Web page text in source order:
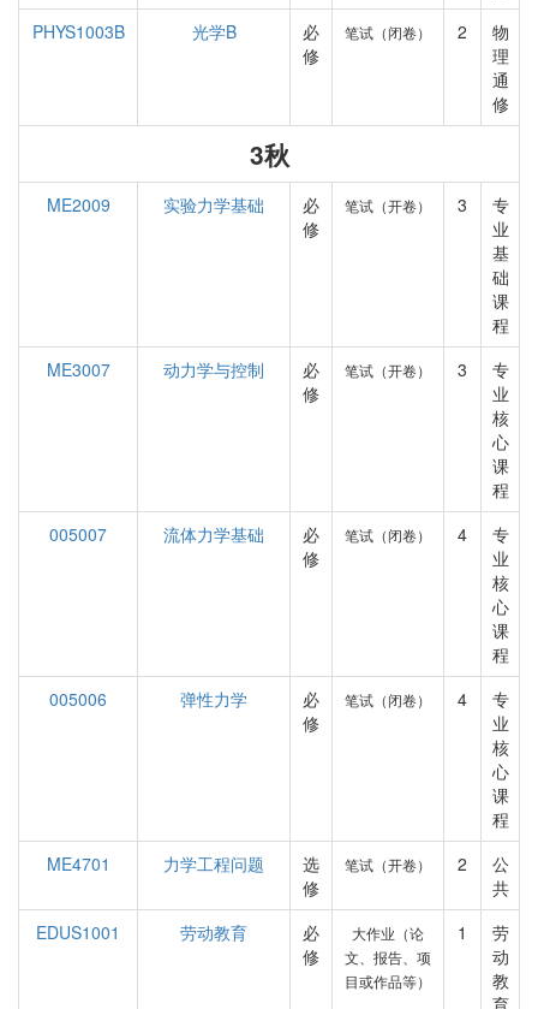
PHYS1003B
光学B
必
修
笔试（闭卷） 2
物
理
通
修
3秋
ME2009 实验力学基础
必
修
笔试（开卷） 3
专
业
基
础
课
程
ME3007
动力学与控制
必
修
笔试（开卷） 3
专
业
核
心
课
程
005007
流体力学基础
必
修
笔试（闭卷） 4
专
业
核
心
课
程
005006
弹性力学
必
修
笔试（闭卷） 4
专
业
核
心
课
程
ME4701
力学工程问题
选
修
笔试（开卷） 2
公
共
EDUS1001
劳动教育
必
修
大作业（论
文、报告、项
目或作品等）
1
劳
动
教
育